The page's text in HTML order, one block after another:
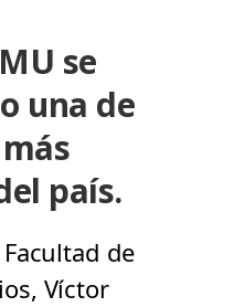
se
una de
país.
de
Víctor